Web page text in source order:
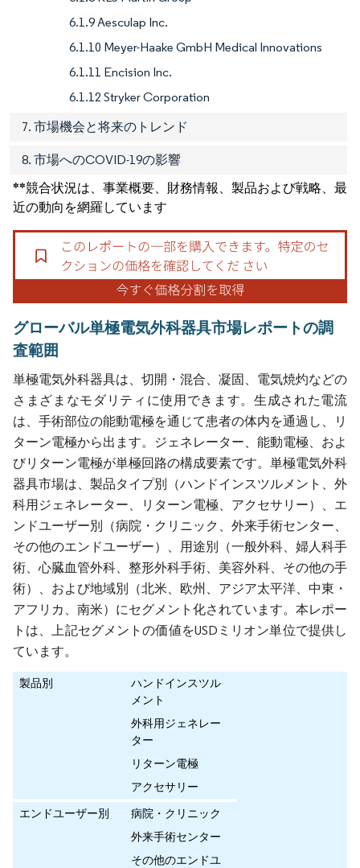
6.1.9 Aesculap Inc.
6.1.10 Meyer-Haake GmbH Medical Innovations
6.1.11 Encision Inc.
6.1.12 Stryker Corporation
7. 市場機会と将来のトレンド
8. 市場へのCOVID-19の影響
**競合状況は、事業概要、財務情報、製品および戦略、最
近の動向を網羅しています
グローバル単極電気外科器具市場レポートの調
査範囲
単極電気外科器具は、切開・混合、凝固、電気焼灼などの
さまざまなモダリティに使用できます。生成された電流
は、手術部位の能動電極を通じて患者の体内を通過し、リ
ターン電極から出ます。ジェネレーター、能動電極、およ
びリターン電極が単極回路の構成要素です。単極電気外科
器具市場は、製品タイプ別（ハンドインスツルメント、外
科用ジェネレーター、リターン電極、アクセサリー）、エ
ンドユーザー別（病院・クリニック、外来手術センター、
その他のエンドユーザー）、用途別（一般外科、婦人科手
術、心臓血管外科、整形外科手術、美容外科、その他の手
術）、および地域別（北米、欧州、アジア太平洋、中東・
アフリカ、南米）にセグメント化されています。本レポー
トは、上記セグメントの価値をUSDミリオン単位で提供し
ています。
製品別
ハンドインスツル
メント
外科用ジェネレー
ター
リターン電極
アクセサリー
エンドユーザー別
病院・クリニック
外来手術センター
その他のエンドユ